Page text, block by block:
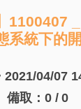
1100407
系統下的
2021/04/07
備取： 0 / 0